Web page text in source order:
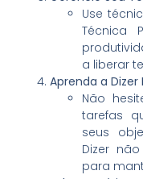
Use
Técnica
a liberar
Aprenda a Dizer
Não
tarefas
seus
Dizer
para